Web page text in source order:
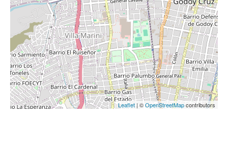
Leaflet | ©OpenStreetMapcontributors